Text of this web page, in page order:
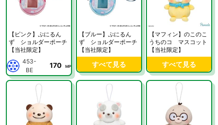
【ピンク】ぷにるん
ず ショルダーポーチ
【当社限定】
453-
BE
170 MP
【ブルー】ぷにるん
ず ショルダーポーチ
【当社限定】
すべて見る
【マフィン】のこのこ
うちのコ マスコット
【当社限定】
すべて見る